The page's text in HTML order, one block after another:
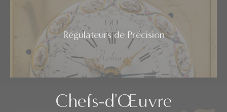
Régulateurs de Précision
Chefs-d'Œuvre